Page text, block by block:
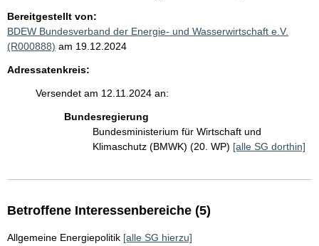
Bereitgestellt von:
BDEW Bundesverband der Energie- und Wasserwirtschaft e.V.
(R000888) am 19.12.2024
Adressatenkreis:
Versendet am 12.11.2024 an:
Bundesregierung
Bundesministerium für Wirtschaft und
Klimaschutz (BMWK) (20. WP) [alle SG dorthin]
Betroffene Interessenbereiche (5)
Allgemeine Energiepolitik [alle SG hierzu]